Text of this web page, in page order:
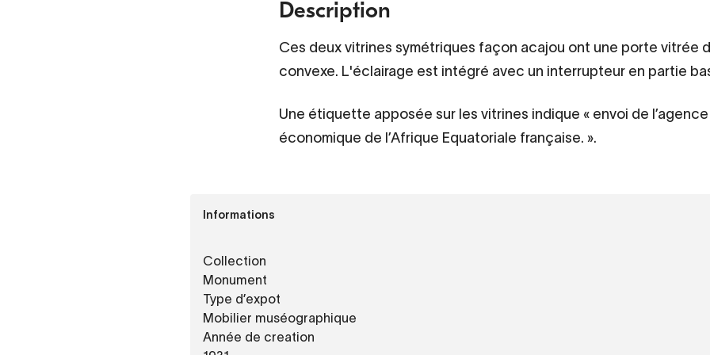
Description
Ces deux vitrines symétriques façon acajou ont une porte vitrée
convexe. L'éclairage est intégré avec un interrupteur en partie
Une étiquette apposée sur les vitrines indique « envoi de l’agence
économique de l’Afrique Equatoriale française. ».
Informations
Collection
Monument
Type d’expot
Mobilier muséographique
Année de creation